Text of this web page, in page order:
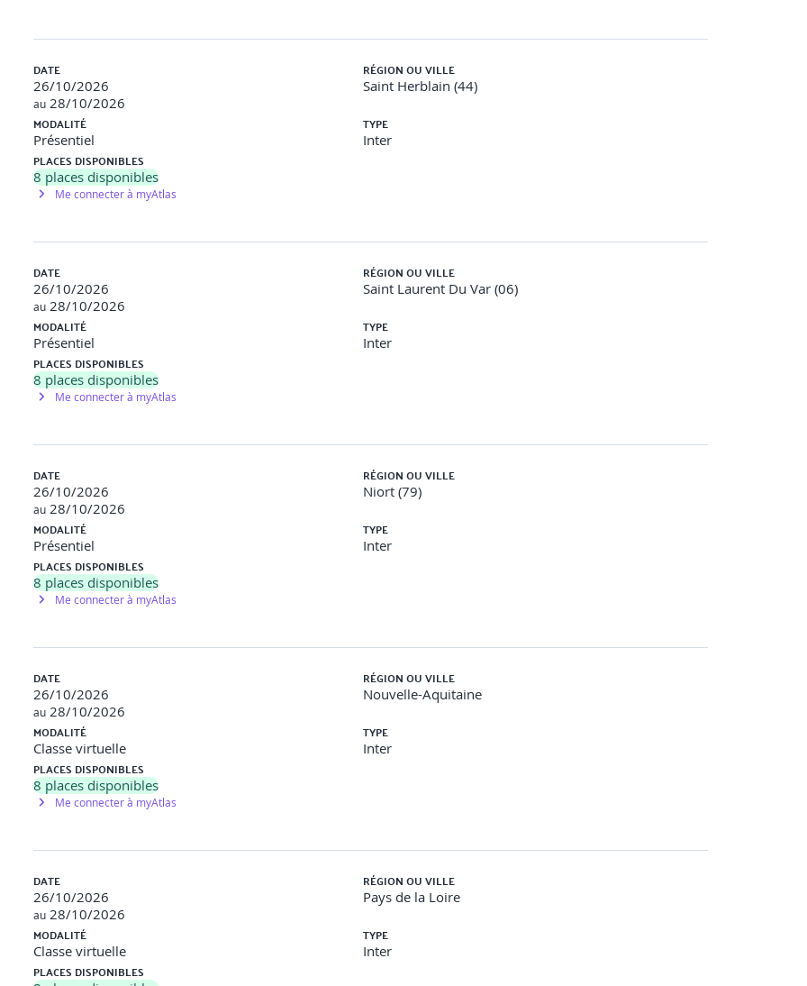
DATE
26/10/2026
au 28/10/2026
RÉGION OU VILLE
Saint Herblain (44)
MODALITÉ
Présentiel
TYPE
Inter
PLACES DISPONIBLES
8 places disponibles
Me connecter à myAtlas
DATE
26/10/2026
au 28/10/2026
RÉGION OU VILLE
Saint Laurent Du Var (06)
MODALITÉ
Présentiel
TYPE
Inter
PLACES DISPONIBLES
8 places disponibles
Me connecter à myAtlas
DATE
26/10/2026
au 28/10/2026
RÉGION OU VILLE
Niort (79)
MODALITÉ
Présentiel
TYPE
Inter
PLACES DISPONIBLES
8 places disponibles
Me connecter à myAtlas
DATE
26/10/2026
au 28/10/2026
RÉGION OU VILLE
Nouvelle-Aquitaine
MODALITÉ
Classe virtuelle
TYPE
Inter
PLACES DISPONIBLES
8 places disponibles
Me connecter à myAtlas
DATE
26/10/2026
au 28/10/2026
RÉGION OU VILLE
Pays de la Loire
MODALITÉ
Classe virtuelle
TYPE
Inter
PLACES DISPONIBLES